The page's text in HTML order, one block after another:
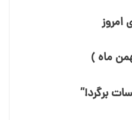
امروز
برگرد!”